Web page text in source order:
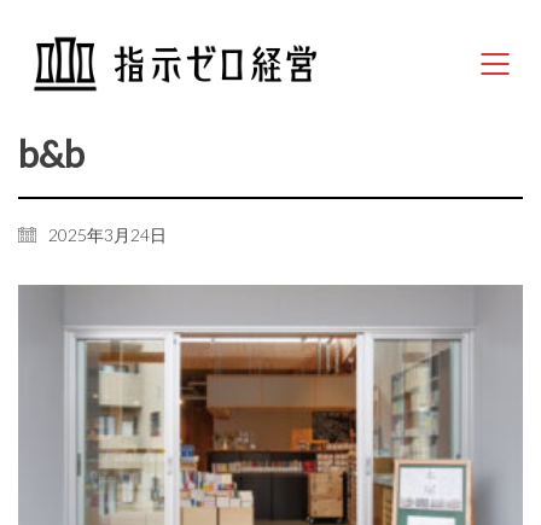
b&b
2025年3月24日